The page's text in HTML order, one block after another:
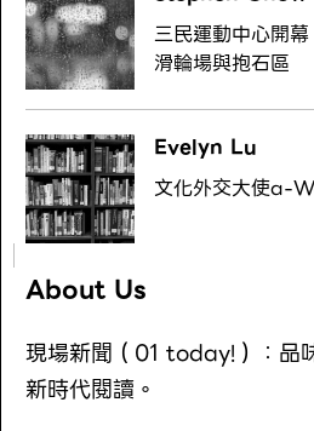
三民運動中心開
滑輪場與抱石區
Evelyn Lu
文化外交大使a-
About Us
現場新聞（01 today!）：品
新時代閱讀。